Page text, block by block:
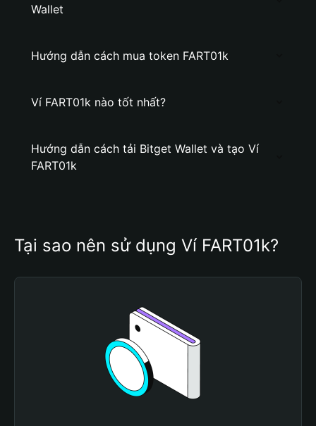
Wallet
Hướng dẫn cách mua token FART01k
Ví FART01k nào tốt nhất?
Hướng dẫn cách tải Bitget Wallet và tạo Ví
FART01k
Tại sao nên sử dụng Ví FART01k?